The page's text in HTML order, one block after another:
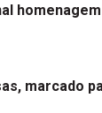
marcado